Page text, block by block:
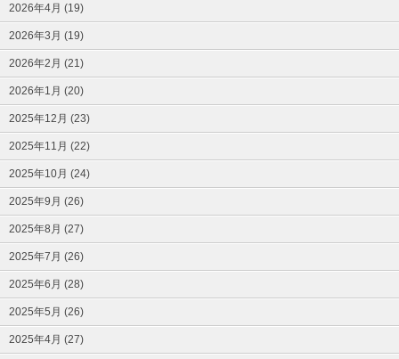
2026年4月 (19)
2026年3月 (19)
2026年2月 (21)
2026年1月 (20)
2025年12月 (23)
2025年11月 (22)
2025年10月 (24)
2025年9月 (26)
2025年8月 (27)
2025年7月 (26)
2025年6月 (28)
2025年5月 (26)
2025年4月 (27)